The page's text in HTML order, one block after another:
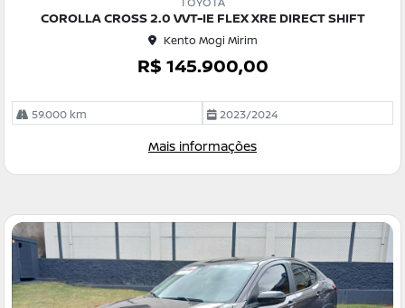
COROLLA CROSS 2.0 VVT-IE FLEX XRE DIRECT SHIFT
Kento Mogi Mirim
R$ 145.900,00
59.000 km 2023/2024
Mais informações